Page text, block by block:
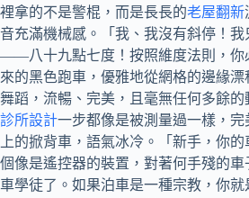
裡拿的不是警棍，而是長長的老屋翻新
音充滿機械感。「我、我沒有斜停！
——八十九點七度！按照維度法則，你
來的黑色跑車，優雅地從網格的邊緣
舞蹈，流暢、完美，且毫無任何多餘
診所設計一步都像是被測量過一樣，
上的掀背車，語氣冰冷。「新手，你
個像是遙控器的裝置，對著何手殘的
車學徒了。如果泊車是一種宗教，你